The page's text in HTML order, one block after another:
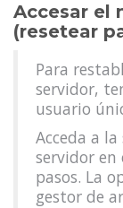
Accesar el
(resetear
Para
servidor,
usuario
Acceda a
servidor en
pasos. La
gestor de